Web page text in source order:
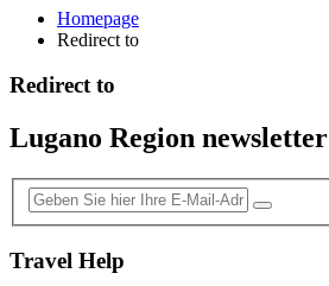
Homepage
Redirect to
Redirect to
Lugano Region newsletter
Travel Help